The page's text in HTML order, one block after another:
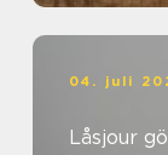
04. juli